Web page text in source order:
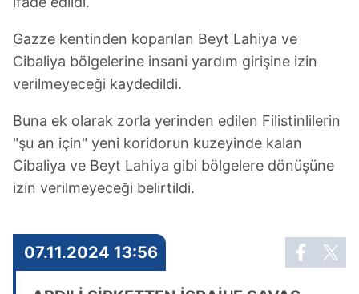
Çerezlere ilişkin tercihlerinizi aşağıda yer alan panel
için Ayarlar butonuna tıklayabilir,Çerez Bilgilendirme
Metnimiziziyaret edebilirsiniz.
hazırlanmış Aydınlatma Metnimizi okumak ve sitemizde
ilgili mevzuata uygun olarak kullanılan çerezlerle ilgili bilgi
almak için lütfen
tıklayınız
Gazze kentinden koparılan Beyt Lahiya ve
Cibaliya bölgelerine insani yardım girişine izin
verilmeyeceği kaydedildi.
Buna ek olarak zorla yerinden edilen Filistinlilerin
"şu an için" yeni koridorun kuzeyinde kalan
Cibaliya ve Beyt Lahiya gibi bölgelere dönüşüne
izin verilmeyeceği belirtildi.
07.11.2024 13:56